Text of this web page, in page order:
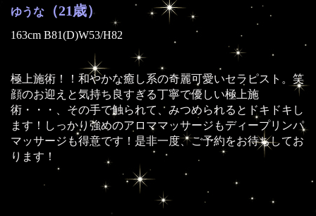
ゆうな （21歳）
163cm B81(D)W53/H82
極上施術！！和やかな癒し系の奇麗可愛いセラピスト。笑
顔のお迎えと気持ち良すぎる丁寧で優しい極上施
術・・・、その手で触られて、みつめられるとドキドキし
ます！しっかり強めのアロママッサージもディープリンパ
マッサージも得意です！是非一度、ご予約をお待ちしてお
ります！